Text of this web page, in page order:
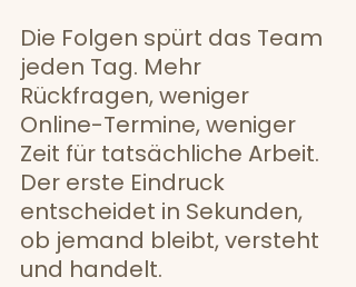
Die Folgen spürt das Team
jeden Tag. Mehr
Rückfragen, weniger
Online-Termine, weniger
Zeit für tatsächliche Arbeit.
Der erste Eindruck
entscheidet in Sekunden,
ob jemand bleibt, versteht
und handelt.